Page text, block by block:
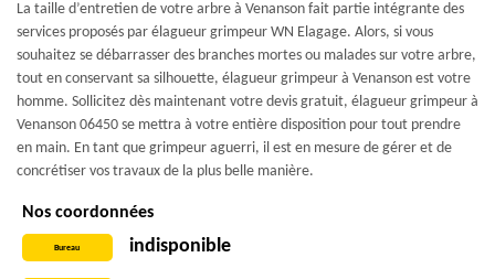
La taille d’entretien de votre arbre à Venanson fait partie intégrante des
services proposés par élagueur grimpeur WN Elagage. Alors, si vous
souhaitez se débarrasser des branches mortes ou malades sur votre arbre,
tout en conservant sa silhouette, élagueur grimpeur à Venanson est votre
homme. Sollicitez dès maintenant votre devis gratuit, élagueur grimpeur à
Venanson 06450 se mettra à votre entière disposition pour tout prendre
en main. En tant que grimpeur aguerri, il est en mesure de gérer et de
concrétiser vos travaux de la plus belle manière.
Nos coordonnées
Bureau indisponible